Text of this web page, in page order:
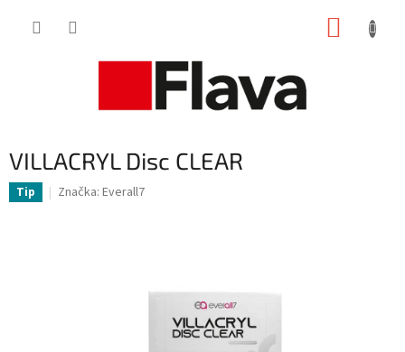
VILLACRYL Disc CLEAR
Tip Značka: Everall7